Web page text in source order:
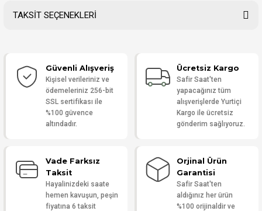
Yorum Yaz
TAKSİT SEÇENEKLERİ
Güvenli Alışveriş
Kişisel verileriniz ve
ödemeleriniz 256-bit
SSL sertifikası ile
%100 güvence
altındadır.
Ücretsiz Kargo
Safir Saat'ten
yapacağınız tüm
alışverişlerde Yurtiçi
Kargo ile ücretsiz
gönderim sağlıyoruz.
Vade Farksız
Taksit
Hayalinizdeki saate
hemen kavuşun, peşin
fiyatına 6 taksit
Orjinal Ürün
Garantisi
Safir Saat'ten
aldığınız her ürün
%100 orijinaldir ve